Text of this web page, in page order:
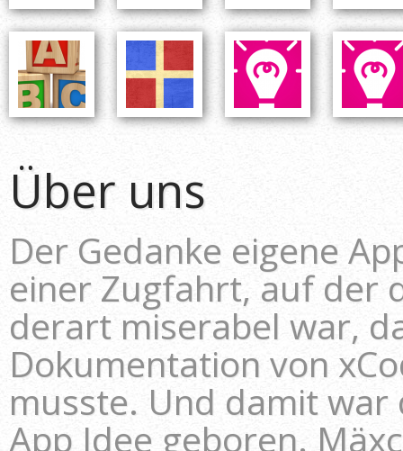
Über uns
Der Gedanke eigene
einer Zugfahrt, auf der
derart miserabel war,
Dokumentation von
musste. Und damit
App Idee geboren.